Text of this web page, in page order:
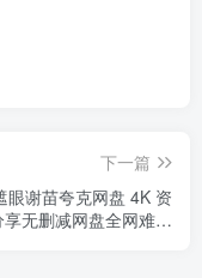
下一篇
眼谢苗夸克网盘 4K 资
享无删减网盘全网难求